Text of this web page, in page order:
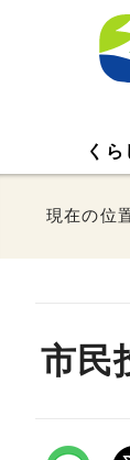
くら
現在の位
市民